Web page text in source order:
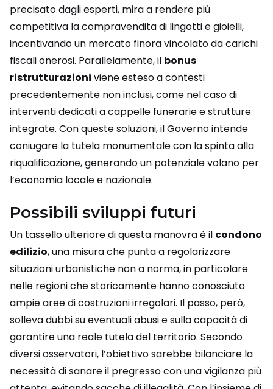
precisato dagli esperti, mira a rendere più
competitiva la compravendita di lingotti e gioielli,
incentivando un mercato finora vincolato da carichi
fiscali onerosi. Parallelamente, il bonus
ristrutturazioni viene esteso a contesti
precedentemente non inclusi, come nel caso di
interventi dedicati a cappelle funerarie e strutture
integrate. Con queste soluzioni, il Governo intende
coniugare la tutela monumentale con la spinta alla
riqualificazione, generando un potenziale volano per
l’economia locale e nazionale.
Possibili sviluppi futuri
Un tassello ulteriore di questa manovra è il condono
edilizio, una misura che punta a regolarizzare
situazioni urbanistiche non a norma, in particolare
nelle regioni che storicamente hanno conosciuto
ampie aree di costruzioni irregolari. Il passo, però,
solleva dubbi su eventuali abusi e sulla capacità di
garantire una reale tutela del territorio. Secondo
diversi osservatori, l’obiettivo sarebbe bilanciare la
necessità di sanare il pregresso con una vigilanza più